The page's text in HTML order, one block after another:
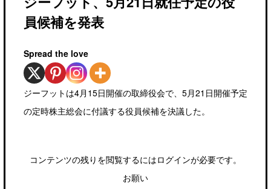
員候補を発表
Spread the love
ジーフットは4月15日開催の取締役会で、5月21日開催予定
の定時株主総会に付議する役員候補を決議した。
コンテンツの残りを閲覧するにはログインが必要です。
お願い